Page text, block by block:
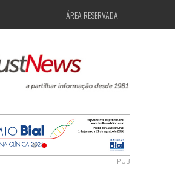
ÁREA RESERVADA
PUB